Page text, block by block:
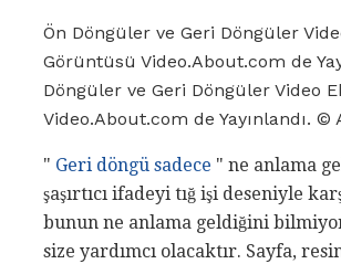
Ön Döngüler ve Geri Döngüler
Görüntüsü Video.About.com de
Döngüler ve Geri Döngüler Video
Video.About.com de Yayınlandı. ©
" Geri döngü sadece " ne anlama
şaşırtıcı ifadeyi tığ işi deseniyle
bunun ne anlama geldiğini
size yardımcı olacaktır. Sayfa,